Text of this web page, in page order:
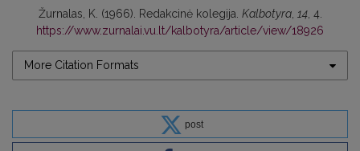
Žurnalas, K. (1966). Redakcinė kolegija. Kalbotyra, 14, 4.
https://www.zurnalai.vu.lt/kalbotyra/article/view/18926
More Citation Formats
post